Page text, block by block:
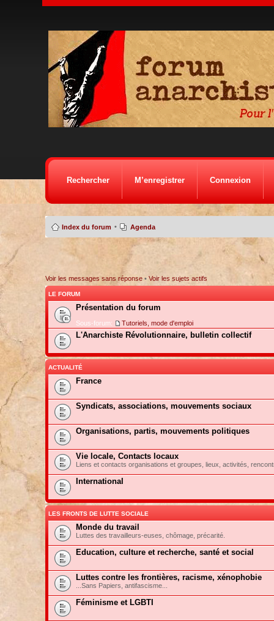
Rechercher M’enregistrer Connexion
Index du forum • Agenda
Voir les messages sans réponse• Voir les sujets actifs
LE FORUM
Présentation du forum
Sous-forum: Tutoriels, mode d'emploi
L'Anarchiste Révolutionnaire, bulletin collectif
ACTUALITÉ
France
Syndicats, associations, mouvements sociaux
Organisations, partis, mouvements politiques
Vie locale, Contacts locaux
Liens et contacts organisations et groupes, lieux, activités,
International
LES FRONTS DE LUTTE SOCIALE
Monde du travail
Luttes des travailleurs-euses, chômage, précarité.
Education, culture et recherche, santé et social
Luttes contre les frontières, racisme, xénophobie
...Sans Papiers, antifascisme...
Féminisme et LGBTI